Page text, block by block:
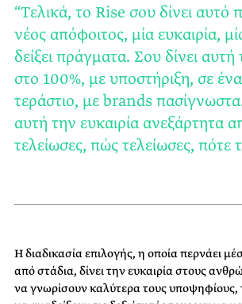
“Τελικά, το Rise σου δίνει αυτό
νέος απόφοιτος, μία ευκαιρία,
δείξει πράγματα. Σου δίνει αυτή
στο 100%, με υποστήριξη, σε
τεράστιο, με brands
αυτή την ευκαιρία ανεξάρτητα
τελείωσες, πώς τελείωσες, πότε
Η διαδικασία επιλογής, η οποία περνάει
από στάδια, δίνει την ευκαιρία στους
να γνωρίσουν καλύτερα τους υποψηφίους,